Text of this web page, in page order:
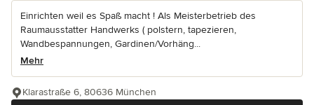
Einrichten weil es Spaß macht ! Als Meisterbetrieb des
Raumausstatter Handwerks ( polstern, tapezieren,
Wandbespannungen, Gardinen/Vorhäng...
Mehr
Klarastraße 6, 80636 München